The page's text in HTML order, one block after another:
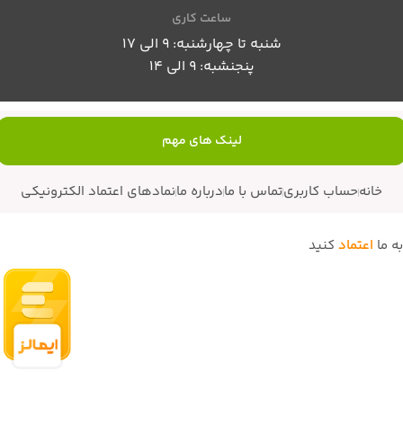
ساعت کاری
شنبه تا چهارشنبه: 9 الی 17
پنجنشبه: 9 الی 14
لینک های مهم
خانهحساب کاربریتماس با مادرباره مانمادهای اعتماد الکترونیکی
به ما اعتماد کنید